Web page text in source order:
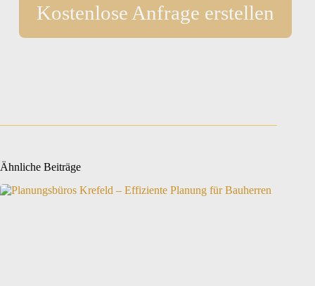
Kostenlose Anfrage erstellen
Ähnliche Beiträge